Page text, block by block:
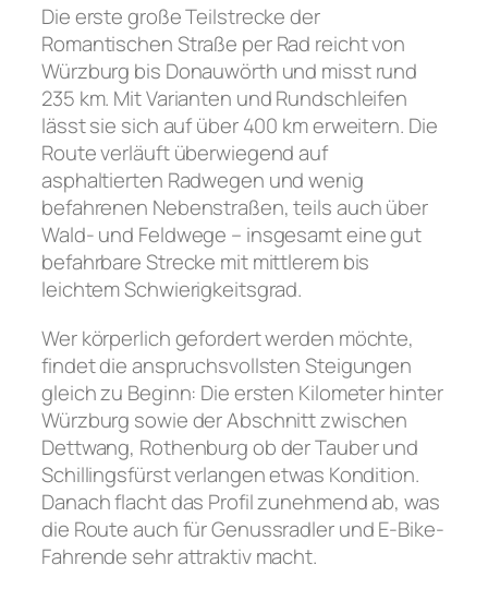
Die erste große Teilstrecke der
Romantischen Straße per Rad reicht von
Würzburg bis Donauwörth und misst rund
235 km. Mit Varianten und Rundschleifen
lässt sie sich auf über 400 km erweitern. Die
Route verläuft überwiegend auf
asphaltierten Radwegen und wenig
befahrenen Nebenstraßen, teils auch über
Wald- und Feldwege – insgesamt eine gut
befahrbare Strecke mit mittlerem bis
leichtem Schwierigkeitsgrad.
Wer körperlich gefordert werden möchte,
findet die anspruchsvollsten Steigungen
gleich zu Beginn: Die ersten Kilometer hinter
Würzburg sowie der Abschnitt zwischen
Dettwang, Rothenburg ob der Tauber und
Schillingsfürst verlangen etwas Kondition.
Danach flacht das Profil zunehmend ab, was
die Route auch für Genussradler und E-Bike-
Fahrende sehr attraktiv macht.